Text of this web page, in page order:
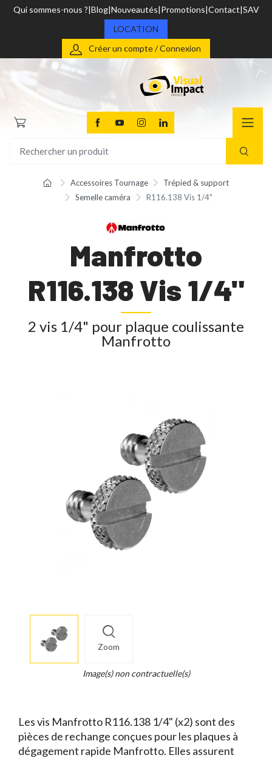
Qui sommes-nous ? Blog Nouveautés Promotions Contact SAV
LOCATION
Créer un compte / Connexion
Accessoires Tournage
Trépied & support
Semelle caméra
R116.138 Vis 1/4"
Manfrotto
R116.138 Vis 1/4"
2 vis 1/4" pour plaque coulissante
Manfrotto
Zoom
info
Legend...
Image(s) non contractuelle(s)
Les vis Manfrotto R116.138 1/4" (x2) sont des
pièces de rechange conçues pour les plaques à
dégagement rapide Manfrotto. Elles assurent